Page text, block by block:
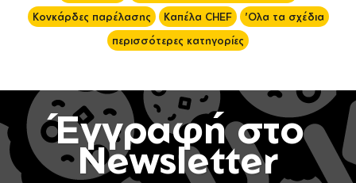
Κονκάρδες παρέλασης
Καπέλα CHEF
'Ολα τα σχέδια
περισσότερες κατηγορίες
Έγγραφή στο
Newsletter